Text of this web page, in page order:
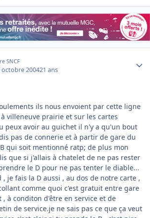
SNCF
octobre 200421 ans
ils nous envoient par cette ligne
villeneuve prairie et sur les cartes
peux avoir au guichet il n'y a qu'un bout
pas de connerie et à partir de gare du
qui soit mentionné ratp; de plus mon
que si j'allais à chatelet de ne pas rester
le D pour ne pas tenter le diable...
je fais la D aussi , au dos de notre carte ,
comme quoi c'est gratuit entre gare
à conditon d'être en service et de
de service.je ne sais pas ce que ça veut